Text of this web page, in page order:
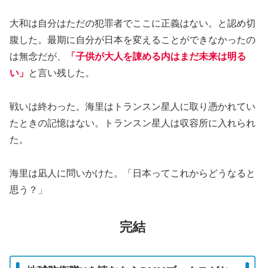
大和は自分はただの犯罪者でここに正義はない。と認め切
腹した。最期に自分が日本を変えることができなかったの
は無念だが、
「子供が大人を諌める内はまだ未来は明る
い」 と言い残した。
戦いは終わった。海里はトランスン星人に取り憑かれてい
たときの記憶はない。トランスン星人は収容所に入れられ
た。
海里は凪人に問いかけた。「日本ってこれからどうなると
思う？」
完結